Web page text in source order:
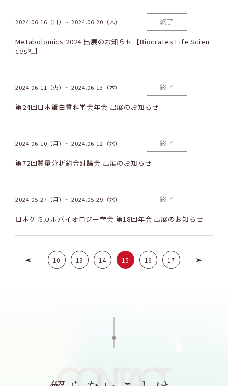
2024.06.16（日） 2024.06.20（木） 終了
Metabolomics 2024 出展のお知らせ【Biocrates Life Scien
ces社】
2024.06.11（火） 2024.06.13（木） 終了
第24回日本蛋白質科学会年会 出展のお知らせ
2024.06.10（月） 2024.06.12（水） 終了
第72回質量分析総合討論会 出展のお知らせ
2024.05.27（月） 2024.05.29（水） 終了
日本ケミカルバイオロジー学会 第18回年会 出展のお知らせ
10 13 14 15 16 17